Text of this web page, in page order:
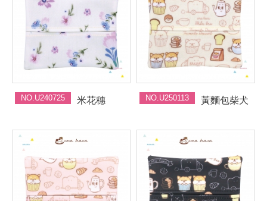
NO.U240725 米花穗 NO.U250113 黃麵包柴犬